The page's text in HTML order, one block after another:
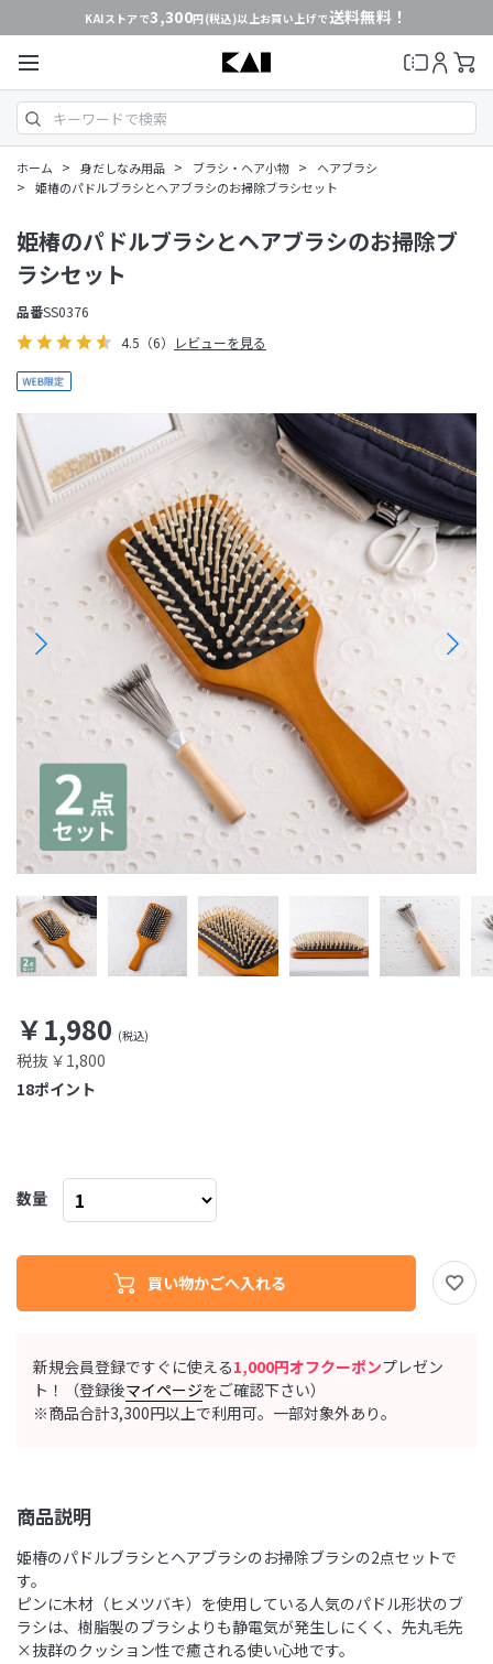
KAIストアで3,300円(税込)以上お買い上げで送料無料！
ホーム > 身だしなみ用品 > ブラシ・ヘア小物 > ヘアブラシ
> 姫椿のパドルブラシとヘアブラシのお掃除ブラシセット
4.5 （6） レビューを見る
新規会員登録ですぐに使える1,000円オフクーポンプレゼン
ト！（登録後マイページをご確認下さい）
※商品合計3,300円以上で利用可。一部対象外あり。
商品説明
姫椿のパドルブラシとヘアブラシのお掃除ブラシの2点セットで
す。
ピンに木材（ヒメツバキ）を使用している人気のパドル形状のブ
ラシは、樹脂製のブラシよりも静電気が発生しにくく、先丸毛先
×抜群のクッション性で癒される使い心地です。
姫椿のパドルブラシとヘアブラシのお掃除ブ
ラシセット
￥1,980
税抜 ￥1,800
品番SS0376
ポイント
18
数量